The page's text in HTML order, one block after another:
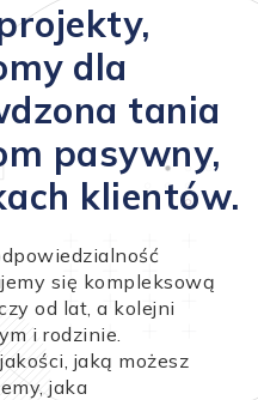
dla
tania
pasywny,
klientów.
się kompleksową
od lat, a kolejni
i rodzinie.
jaką możesz
jaka